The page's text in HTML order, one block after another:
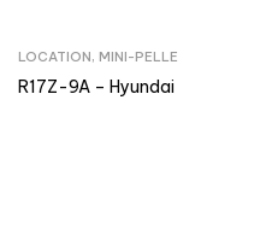
LOCATION, MINI-PELLE
R17Z-9A – Hyundai